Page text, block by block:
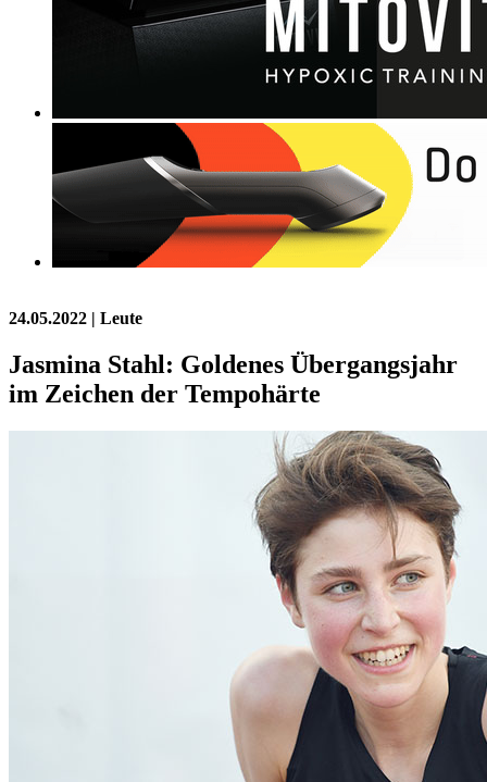
24.05.2022 | Leute
Jasmina Stahl: Goldenes Übergangsjahr
im Zeichen der Tempohärte